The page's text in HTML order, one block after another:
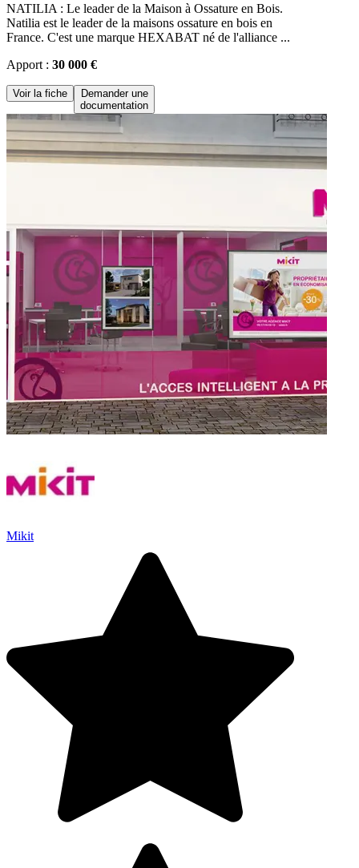
NATILIA : Le leader de la Maison à Ossature en Bois.
Natilia est le leader de la maisons ossature en bois en
France. C'est une marque HEXABAT né de l'alliance ...
Apport : 30 000 €
Voir la fiche
Demander une
documentation
Mikit